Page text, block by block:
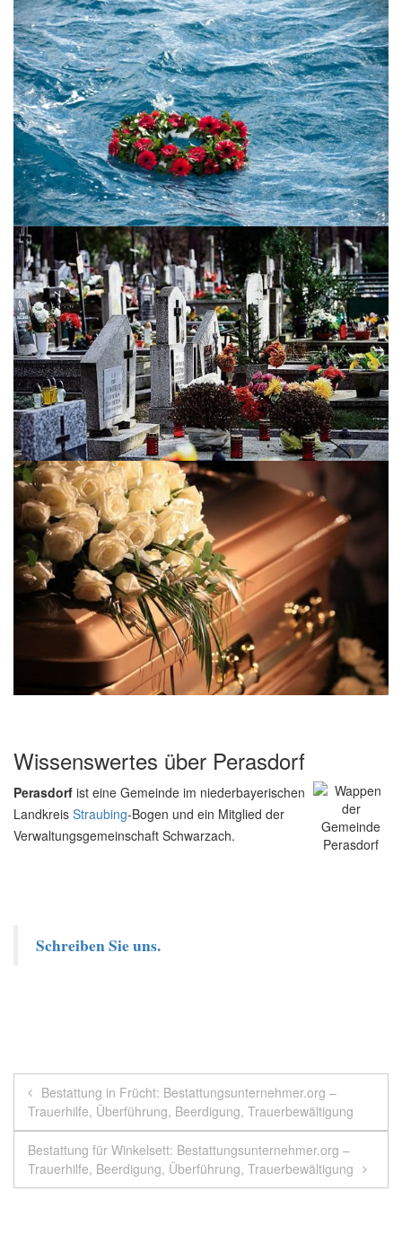
Wissenswertes über Perasdorf
Perasdorf ist eine Gemeinde im niederbayerischen
Landkreis Straubing-Bogen und ein Mitglied der
Verwaltungsgemeinschaft Schwarzach.
Schreiben Sie uns.
Beitragsnavigation
Bestattung in Frücht: Bestattungsunternehmer.org –
Trauerhilfe, Überführung, Beerdigung, Trauerbewältigung
Bestattung für Winkelsett: Bestattungsunternehmer.org –
Trauerhilfe, Beerdigung, Überführung, Trauerbewältigung